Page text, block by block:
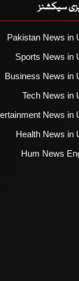
سیکشنز
Pakistan News in
Sports News in
Business News in
Tech News in
News in
Health News in
Hum News